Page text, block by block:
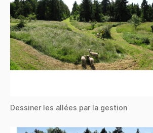
Dessiner les allées par la gestion